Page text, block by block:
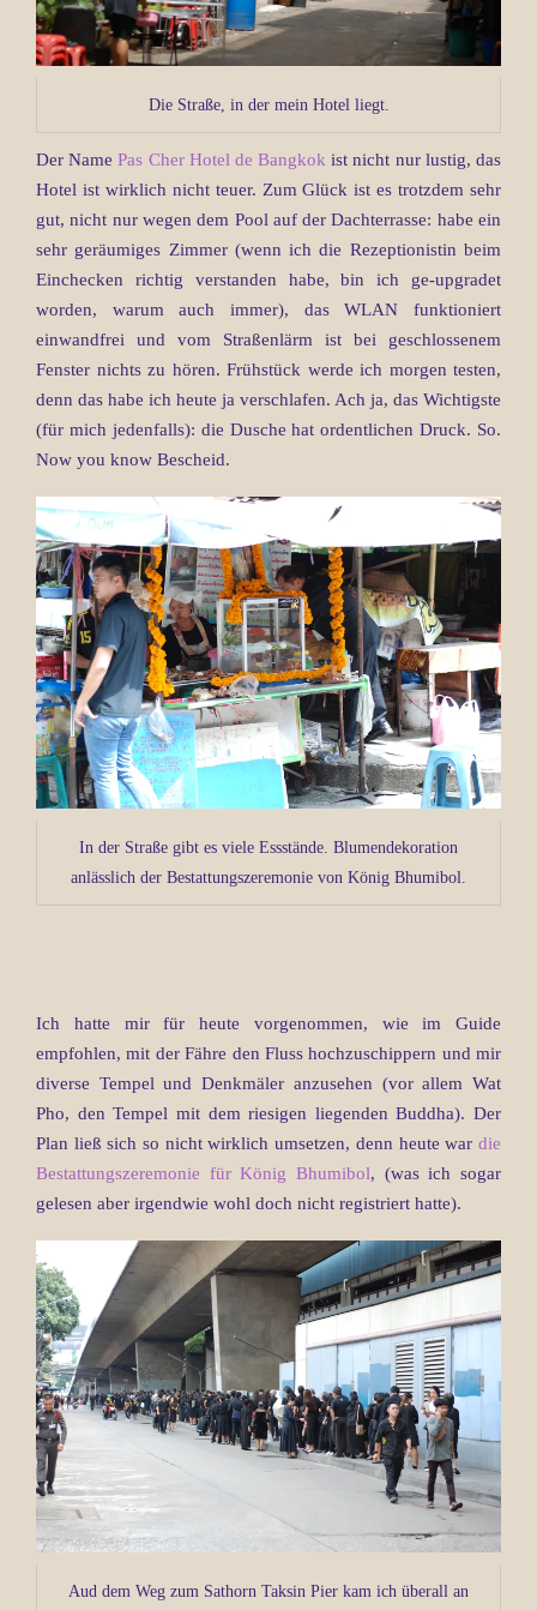
Die Straße, in der mein Hotel liegt.
Der NamePas Cher Hotel de Bangkok ist nicht nur lustig, das
Hotel ist wirklich nicht teuer. Zum Glück ist es trotzdem sehr
gut, nicht nur wegen dem Pool auf der Dachterrasse: habe ein
sehr geräumiges Zimmer (wenn ich die Rezeptionistin beim
Einchecken richtig verstanden habe, bin ich ge-upgradet
worden, warum auch immer), das WLAN funktioniert
einwandfrei und vom Straßenlärm ist bei geschlossenem
Fenster nichts zu hören. Frühstück werde ich morgen testen,
denn das habe ich heute ja verschlafen. Ach ja, das Wichtigste
(für mich jedenfalls): die Dusche hat ordentlichen Druck. So.
Now you know Bescheid.
In der Straße gibt es viele Essstände. Blumendekoration
anlässlich der Bestattungszeremonie von König Bhumibol.
Ich hatte mir für heute vorgenommen, wie im Guide
empfohlen, mit der Fähre den Fluss hochzuschippern und mir
diverse Tempel und Denkmäler anzusehen (vor allem Wat
Pho, den Tempel mit dem riesigen liegenden Buddha). Der
Plan ließ sich so nicht wirklich umsetzen, denn heute war die
Bestattungszeremonie für König Bhumibol, (was ich sogar
gelesen aber irgendwie wohl doch nicht registriert hatte).
Aud dem Weg zum Sathorn Taksin Pier kam ich überall an